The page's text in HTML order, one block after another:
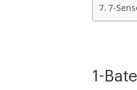
7-
1-